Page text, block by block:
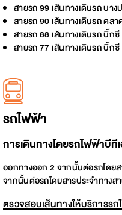
สายรถ 99 เส้นทางเดินรถ บา
สายรถ 90 เส้นทางเดินรถ ตล
สายรถ 88 เส้นทางเดินรถ บิ๊ก
สายรถ 77 เส้นทางเดินรถ บิ๊
รถไฟฟ้า
การเดินทางโดยรถไฟฟ้าบีที
ออกทางออก 2 จากนั้นต่อรถโดย
จากนั้นต่อรถโดยสารประจำทาง
ตรวจสอบเส้นทางให้บริการร